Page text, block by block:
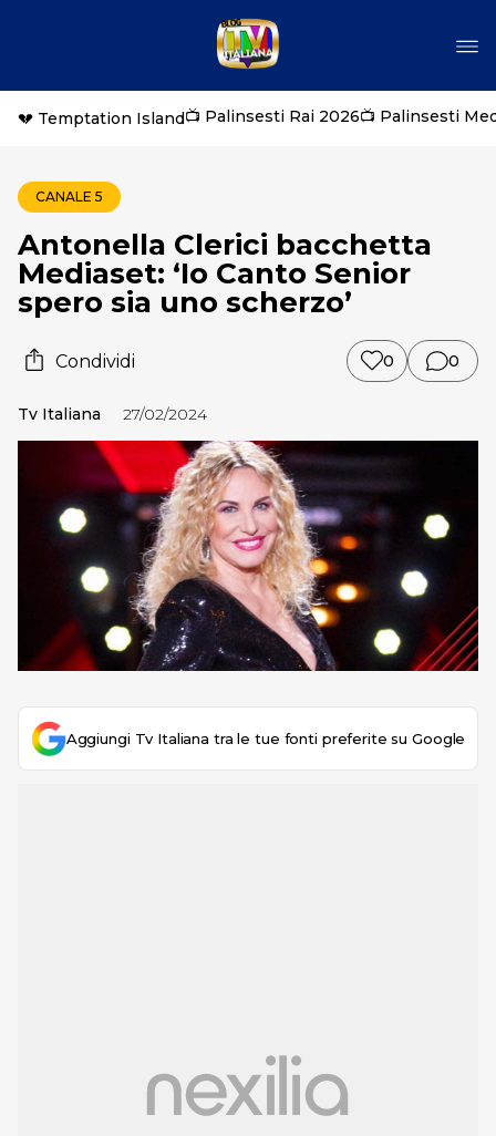
💔 Temptation Island📺 Palinsesti Rai 2026📺 Palinsesti
CANALE 5
Antonella Clerici bacchetta
Mediaset: ‘Io Canto Senior
spero sia uno scherzo’
Condividi 0 0
Tv Italiana 27/02/2024
Aggiungi Tv Italiana tra le tue fonti preferite su Google